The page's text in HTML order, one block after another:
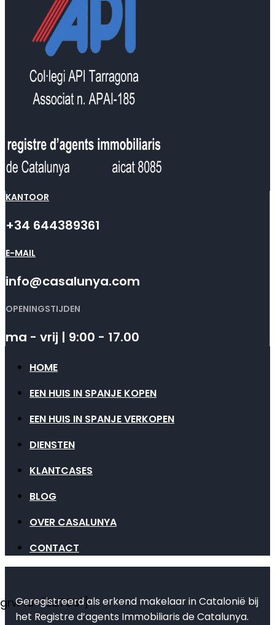
KANTOOR
+34 644389361
E-MAIL
info@casalunya.com
OPENINGSTIJDEN
ma - vrij | 9:00 - 17.00
HOME
EEN HUIS IN SPANJE KOPEN
EEN HUIS IN SPANJE VERKOPEN
DIENSTEN
KLANTCASES
BLOG
OVER CASALUNYA
CONTACT
id="82735"]
Geregistreerd als erkend makelaar in Catalonië bij
het Registre d’agents Immobiliaris de Catalunya.